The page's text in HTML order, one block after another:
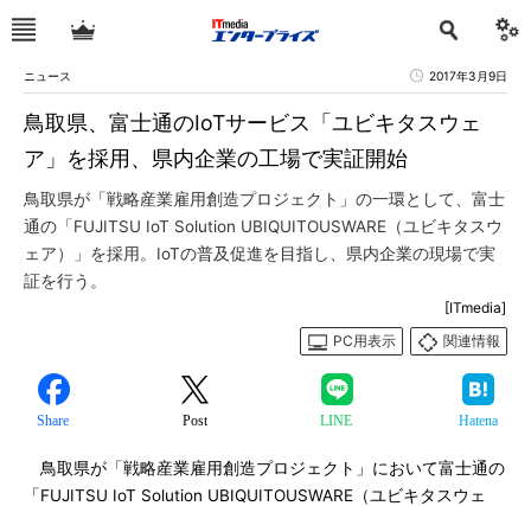
ニュース 2017年3月9日
鳥取県、富士通のIoTサービス「ユビキタスウェ
ア」を採用、県内企業の工場で実証開始
鳥取県が「戦略産業雇用創造プロジェクト」の一環として、富士
通の「FUJITSU IoT Solution UBIQUITOUSWARE（ユビキタスウ
ェア）」を採用。IoTの普及促進を目指し、県内企業の現場で実
証を行う。
[ITmedia]
PC用表示
関連情報
Share Post LINE Hatena
鳥取県が「戦略産業雇用創造プロジェクト」において富士通の
「FUJITSU IoT Solution UBIQUITOUSWARE（ユビキタスウェ